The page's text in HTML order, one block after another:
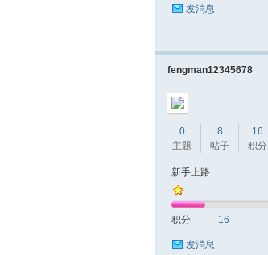
发消息
fengman12345678
0
主题
8
帖子
16
积分
新手上路
积分 16
发消息